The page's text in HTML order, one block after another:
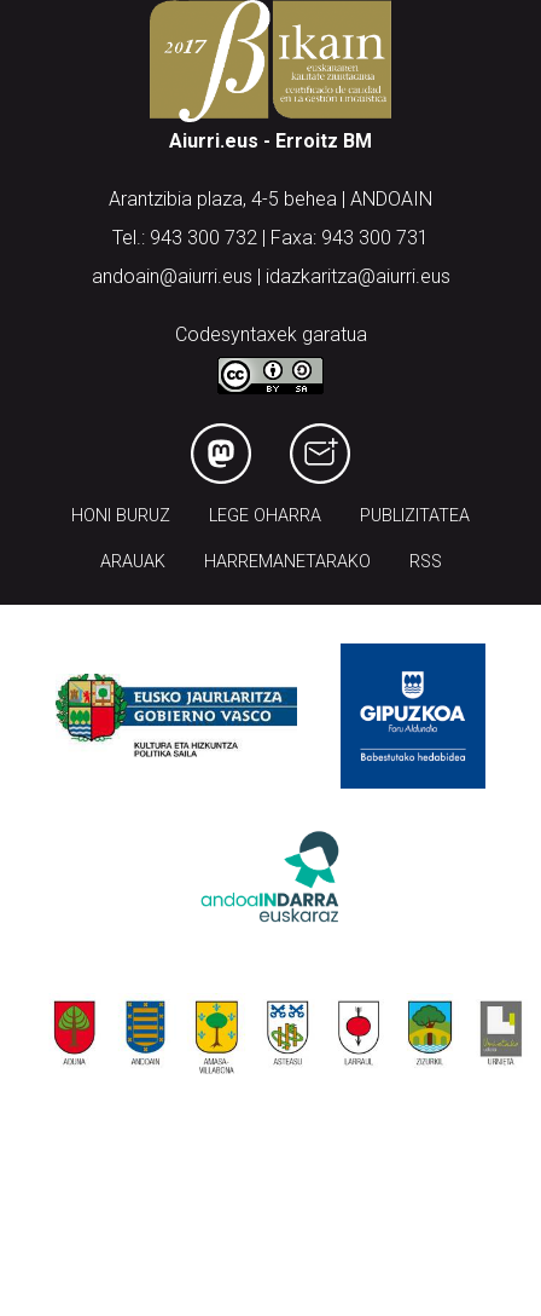
Aiurri.eus - Erroitz BM
Arantzibia plaza, 4-5 behea | ANDOAIN
Tel.: 943 300 732 | Faxa: 943 300 731
andoain@aiurri.eus | idazkaritza@aiurri.eus
Codesyntaxek garatua
HONI BURUZ LEGE OHARRA PUBLIZITATEA
ARAUAK HARREMANETARAKO RSS